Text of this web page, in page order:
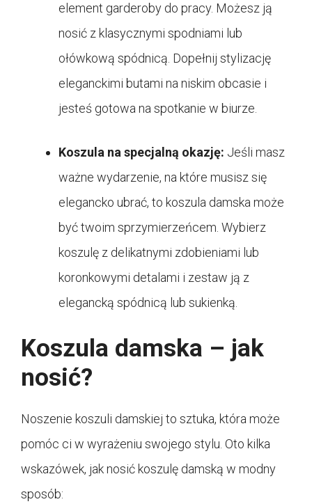
element garderoby do pracy. Możesz ją
nosić z klasycznymi spodniami lub
ołówkową spódnicą. Dopełnij stylizację
eleganckimi butami na niskim obcasie i
jesteś gotowa na spotkanie w biurze.
Koszula na specjalną okazję: Jeśli masz
ważne wydarzenie, na które musisz się
elegancko ubrać, to koszula damska może
być twoim sprzymierzeńcem. Wybierz
koszulę z delikatnymi zdobieniami lub
koronkowymi detalami i zestaw ją z
elegancką spódnicą lub sukienką.
Koszula damska – jak
nosić?
Noszenie koszuli damskiej to sztuka, która może
pomóc ci w wyrażeniu swojego stylu. Oto kilka
wskazówek, jak nosić koszulę damską w modny
sposób: